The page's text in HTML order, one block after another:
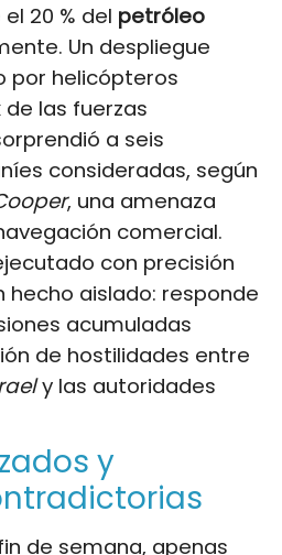
20 % del petróleo
Un despliegue
por helicópteros
las fuerzas
a seis
consideradas, según
, una amenaza
comercial.
con precisión
hecho aislado: responde
acumuladas
de hostilidades entre
y las autoridades
y
de semana, apenas